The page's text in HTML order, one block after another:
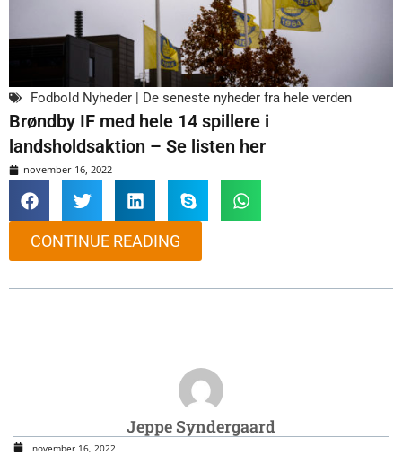
Fodbold Nyheder | De seneste nyheder fra hele verden
Brøndby IF med hele 14 spillere i
landsholdsaktion – Se listen her
november 16, 2022
CONTINUE READING
Jeppe Syndergaard
november 16, 2022